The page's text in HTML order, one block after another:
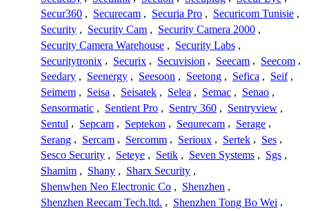
Secur360 , Securecam , Securia Pro , Securicom Tunisie ,
Security , Security Cam , Security Camera 2000 ,
Security Camera Warehouse , Security Labs ,
Securitytronix , Securix , Secuvision , Seecam , Seecom ,
Seedary , Seenergy , Seesoon , Seetong , Sefica , Seif ,
Seimem , Seisa , Seisatek , Selea , Semac , Senao ,
Sensormatic , Sentient Pro , Sentry 360 , Sentryview ,
Sentul , Sepcam , Septekon , Sequrecam , Serage ,
Serang , Sercam , Sercomm , Serioux , Sertek , Ses ,
Sesco Security , Seteye , Setik , Seven Systems , Sgs ,
Shamim , Shany , Sharx Security ,
Shenwhen Neo Electronic Co , Shenzhen ,
Shenzhen Reecam Tech.ltd. , Shenzhen Tong Bo Wei ,